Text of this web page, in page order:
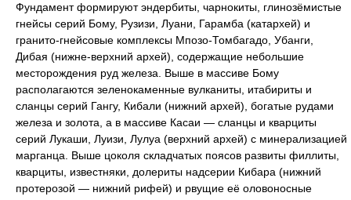
Фундамент формируют эндербиты, чарнокиты, глинозёмистые
гнейсы серий Бому, Рузизи, Луани, Гарамба (катархей) и
гранито-гнейсовые комплексы Мпозо-Томбагадо, Убанги,
Дибая (нижне-верхний архей), содержащие небольшие
месторождения руд железа. Выше в массиве Бому
располагаются зеленокаменные вулканиты, итабириты и
сланцы серий Гангу, Кибали (нижний архей), богатые рудами
железа и золота, а в массиве Касаи — сланцы и кварциты
серий Лукаши, Луизи, Лулуа (верхний архей) с минерализацией
марганца. Выше цоколя складчатых поясов развиты филлиты,
кварциты, известняки, долериты надсерии Кибара (нижний
протерозой — нижний рифей) и рвущие её оловоносные